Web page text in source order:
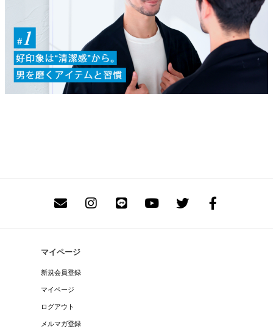
マイページ
新規会員登録
マイページ
ログアウト
メルマガ登録